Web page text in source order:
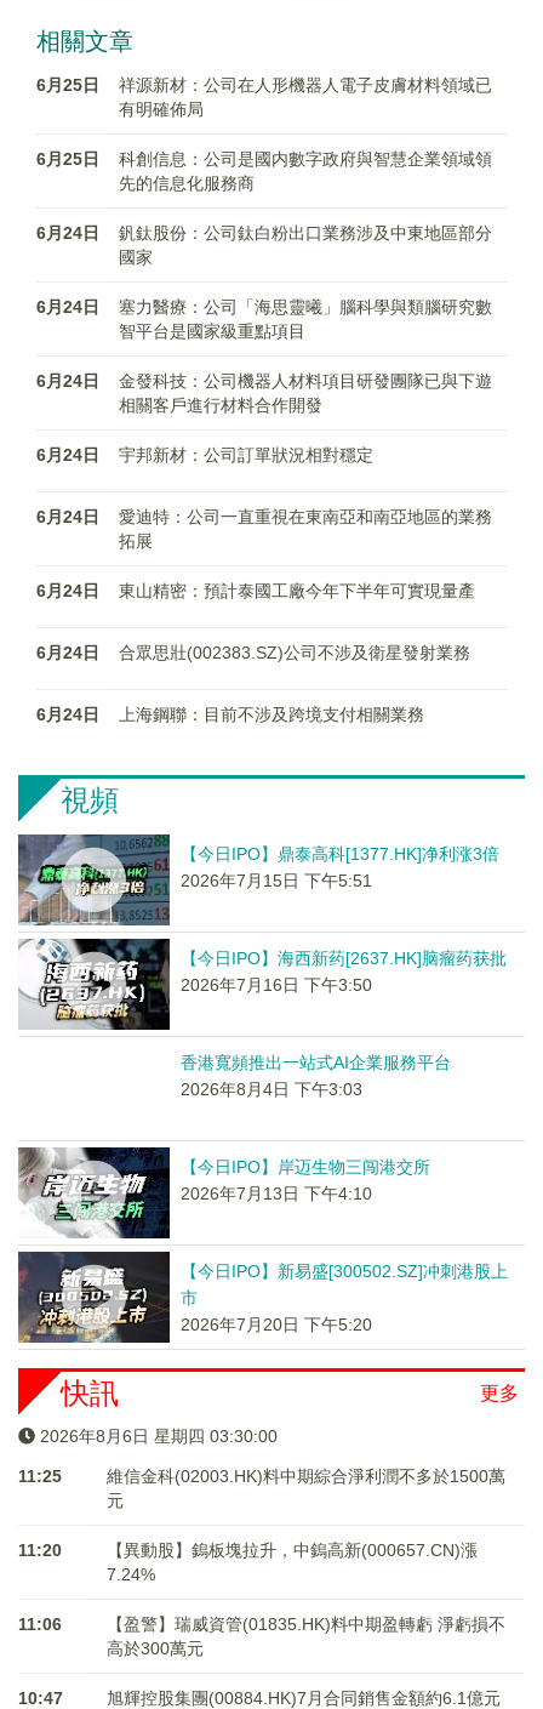
相關文章
6月25日
祥源新材：公司在人形機器人電子皮膚材料領域已
有明確佈局
6月25日
科創信息：公司是國内數字政府與智慧企業領域領
先的信息化服務商
6月24日
釩鈦股份：公司鈦白粉出口業務涉及中東地區部分
國家
6月24日
塞力醫療：公司「海思靈曦」腦科學與類腦研究數
智平台是國家級重點項目
6月24日
金發科技：公司機器人材料項目研發團隊已與下遊
相關客戶進行材料合作開發
6月24日 宇邦新材：公司訂單狀況相對穩定
6月24日
愛迪特：公司一直重視在東南亞和南亞地區的業務
拓展
6月24日 東山精密：預計泰國工廠今年下半年可實現量產
6月24日 合眾思壯(002383.SZ)公司不涉及衛星發射業務
6月24日 上海鋼聯：目前不涉及跨境支付相關業務
視頻
【今日IPO】鼎泰高科[1377.HK]净利涨3倍
2026年7月15日 下午5:51
【今日IPO】海西新药[2637.HK]脑瘤药获批
2026年7月16日 下午3:50
香港寬頻推出一站式AI企業服務平台
2026年8月4日 下午3:03
【今日IPO】岸迈生物三闯港交所
2026年7月13日 下午4:10
【今日IPO】新易盛[300502.SZ]冲刺港股上
市
2026年7月20日 下午5:20
更多
快訊
2026年8月6日 星期四 03:30:00
11:25
維信金科(02003.HK)料中期綜合淨利潤不多於1500萬
元
11:20
【異動股】鎢板塊拉升，中鎢高新(000657.CN)漲
7.24%
11:06
【盈警】瑞威資管(01835.HK)料中期盈轉虧 淨虧損不
高於300萬元
10:47 旭輝控股集團(00884.HK)7月合同銷售金額約6.1億元